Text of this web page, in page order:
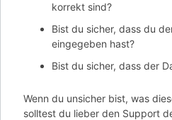
korrekt sind?
Bist du sicher, dass du
eingegeben hast?
Bist du sicher, dass der
Wenn du unsicher bist, was
solltest du lieber den Support